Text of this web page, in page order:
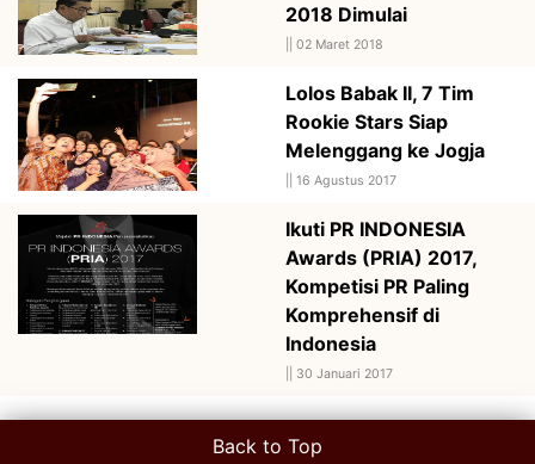
2018 Dimulai
02 Maret 2018
Lolos Babak II, 7 Tim
Rookie Stars Siap
Melenggang ke Jogja
16 Agustus 2017
Ikuti PR INDONESIA
Awards (PRIA) 2017,
Kompetisi PR Paling
Komprehensif di
Indonesia
30 Januari 2017
Back to Top